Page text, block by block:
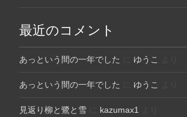
最近のコメント
あっという間の一年でした ゆうこ
あっという間の一年でした ゆうこ
見返り柳と鷺と雪 kazumax1